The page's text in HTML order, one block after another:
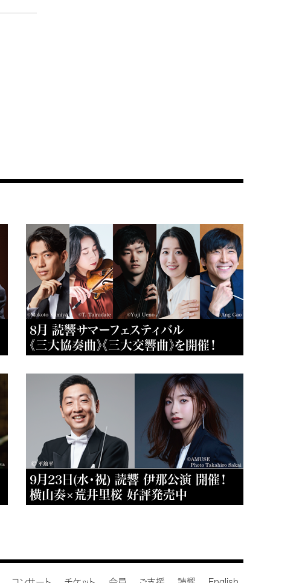
8月 読響サマーフェスティバル
《三大協奏曲》《三大交響曲》を開催！
9月23日(水・祝) 読響 伊那公演 開催！
横山奏×荒井里桜 好評発売中